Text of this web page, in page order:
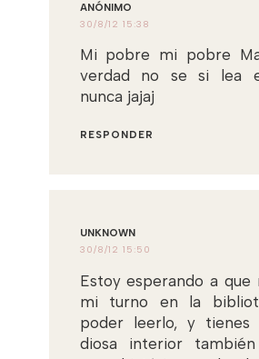
ANÓNIMO
30/8/12 15:38
Mi pobre mi pobre
verdad no se si lea
nunca jajaj
RESPONDER
UNKNOWN
30/8/12 15:50
Estoy esperando a que
mi turno en la
poder leerlo, y tienes
diosa interior